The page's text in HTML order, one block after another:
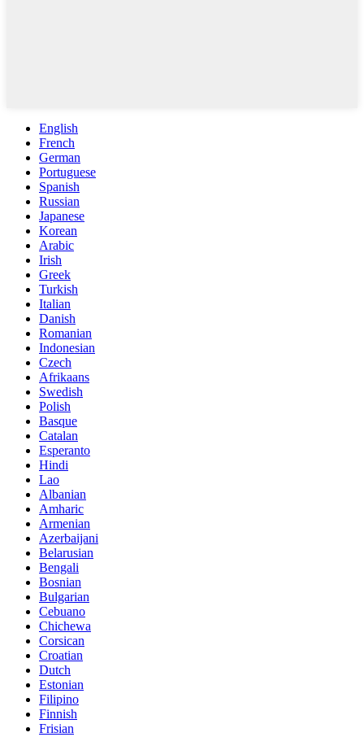
English
French
German
Portuguese
Spanish
Russian
Japanese
Korean
Arabic
Irish
Greek
Turkish
Italian
Danish
Romanian
Indonesian
Czech
Afrikaans
Swedish
Polish
Basque
Catalan
Esperanto
Hindi
Lao
Albanian
Amharic
Armenian
Azerbaijani
Belarusian
Bengali
Bosnian
Bulgarian
Cebuano
Chichewa
Corsican
Croatian
Dutch
Estonian
Filipino
Finnish
Frisian